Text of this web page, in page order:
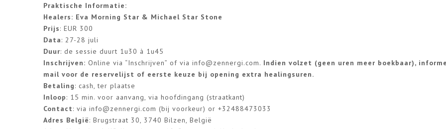
Praktische Informatie:
Healers: Eva Morning Star & Michael Star Stone
Prijs: EUR 300
Data: 27-28 juli
Duur: de sessie duurt 1u30 à 1u45
Inschrijven: Online via “Inschrijven” of via info@zennergi.com. Indien volzet (geen uren meer boekbaar),
mail voor de reservelijst of eerste keuze bij opening extra healingsuren.
Betaling: cash, ter plaatse
Inloop: 15 min. voor aanvang, via hoofdingang (straatkant)
Contact: via info@zennergi.com (bij voorkeur) or +32488473033
Adres België: Brugstraat 30, 3740 Bilzen, België